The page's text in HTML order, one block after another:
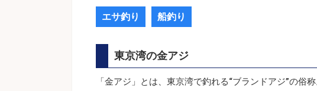
エサ釣り 船釣り
東京湾の金アジ
「金アジ」とは、東京湾で釣れる“ブランドアジ”の